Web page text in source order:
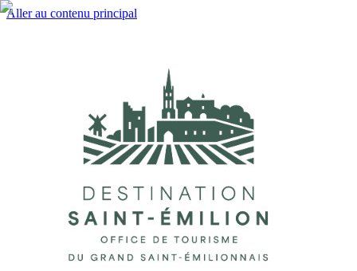
Aller au contenu principal